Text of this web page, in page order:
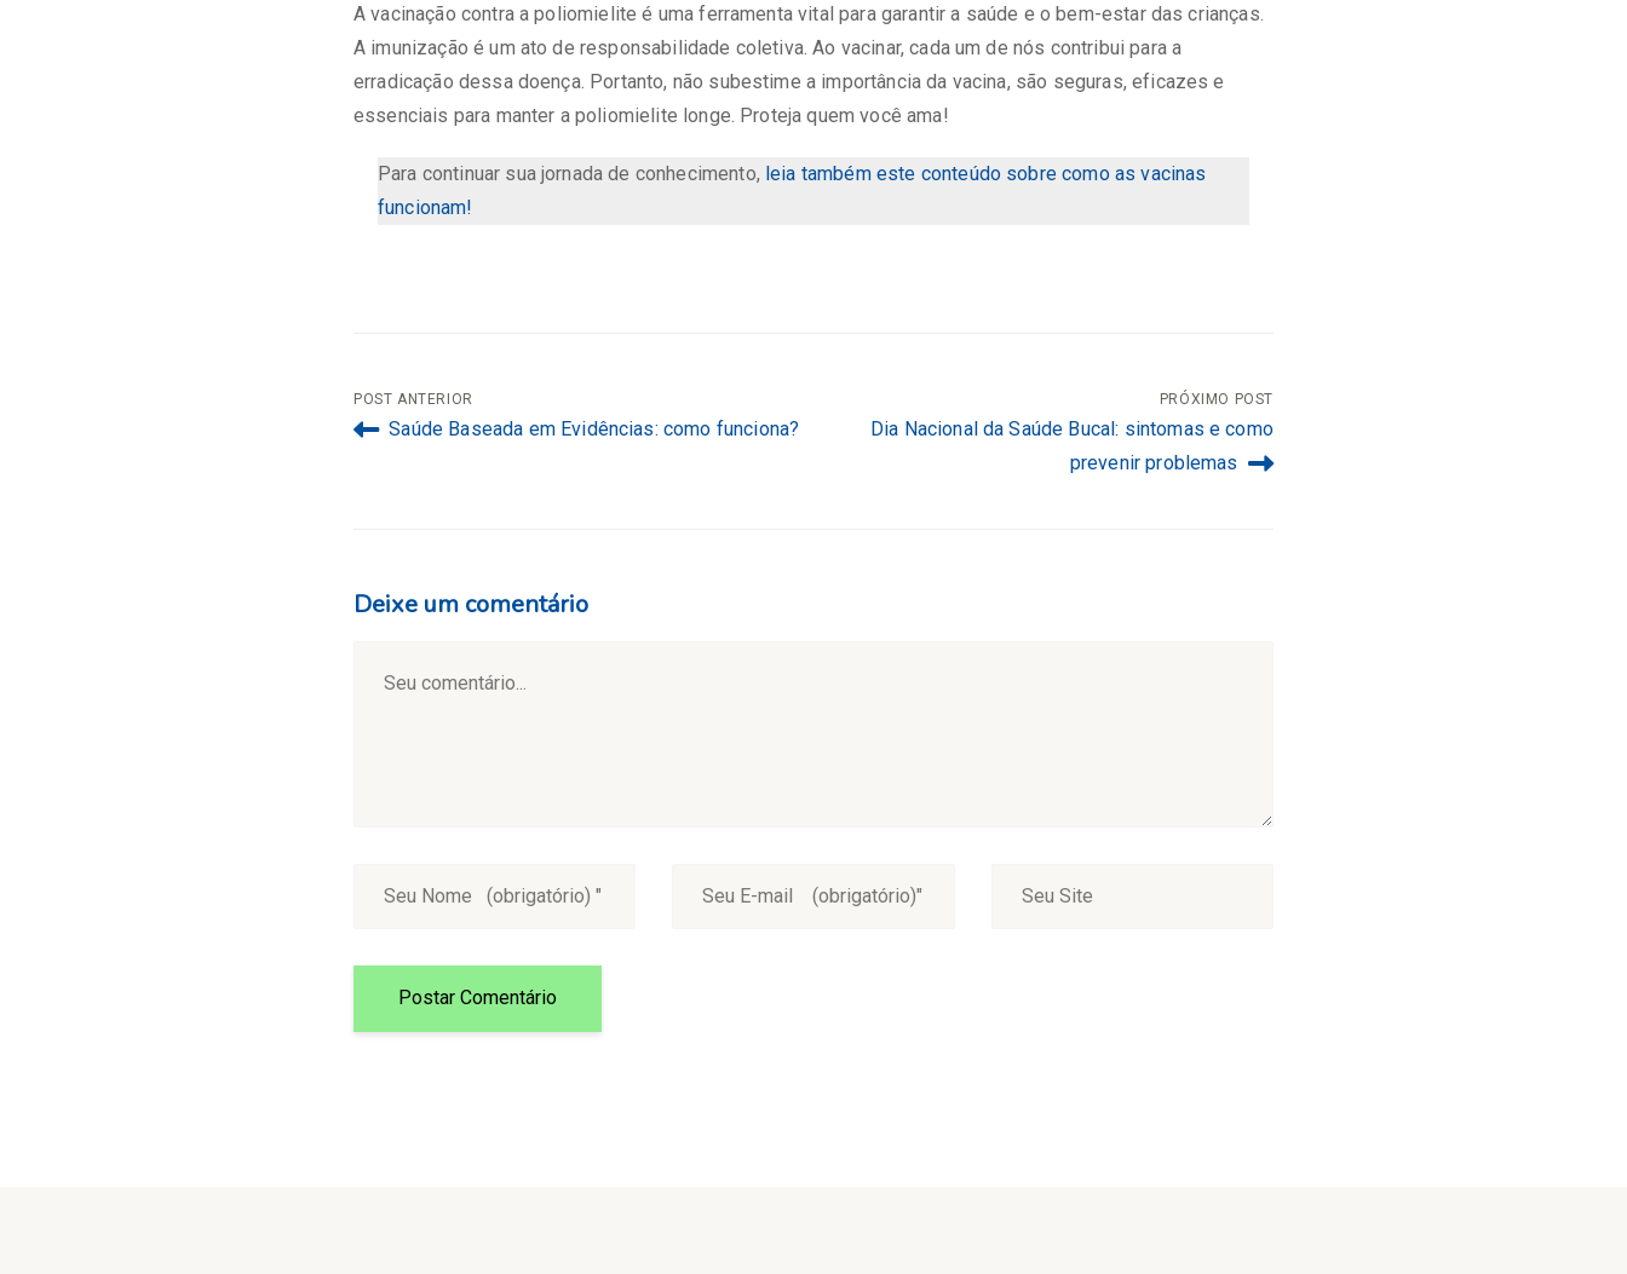
A vacinação contra a poliomielite é uma ferramenta vital para garantir a saúde e o bem-estar das crianças.
A imunização é um ato de responsabilidade coletiva. Ao vacinar, cada um de nós contribui para a
erradicação dessa doença. Portanto, não subestime a importância da vacina, são seguras, eficazes e
essenciais para manter a poliomielite longe. Proteja quem você ama!
Para continuar sua jornada de conhecimento, leia também este conteúdo sobre como as vacinas
funcionam!
Navegação
POST ANTERIOR
Saúde Baseada em Evidências: como funciona?
PRÓXIMO POST
Dia Nacional da Saúde Bucal: sintomas e como
prevenir problemas
Deixe um comentário